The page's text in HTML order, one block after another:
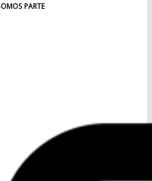
PARTE